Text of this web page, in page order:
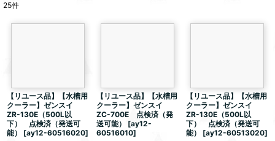
25件
【リユース品】【水槽用
クーラー】ゼンスイ
ZR-130E（500L以
下） 点検済（発送可
能）
[ay12-60516020]
【リユース品】【水槽用
クーラー】ゼンスイ
ZC-700E 点検済（発
送可能）
[ay12-
60516010]
【リユース品】【水槽用
クーラー】ゼンスイ
ZR-130E（500L以
下） 点検済（発送可
能）
[ay12-60513020]